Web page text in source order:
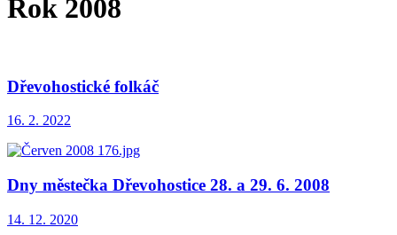
Rok 2008
Dřevohostické folkáč
16. 2. 2022
Dny městečka Dřevohostice 28. a 29. 6. 2008
14. 12. 2020